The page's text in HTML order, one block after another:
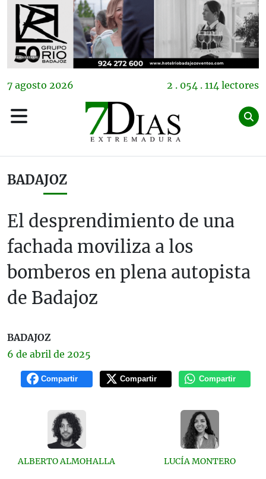
7 agosto 2026 2 . 054 . 114 lectores
BADAJOZ
El desprendimiento de una
fachada moviliza a los
bomberos en plena autopista
de Badajoz
BADAJOZ
6 de abril de 2025
Compartir Compartir Compartir
ALBERTO ALMOHALLA LUCÍA MONTERO